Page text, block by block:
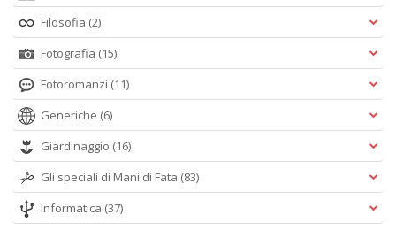
Filosofia (2)
Fotografia (15)
Fotoromanzi (11)
Generiche (6)
Giardinaggio (16)
Gli speciali di Mani di Fata (83)
Informatica (37)